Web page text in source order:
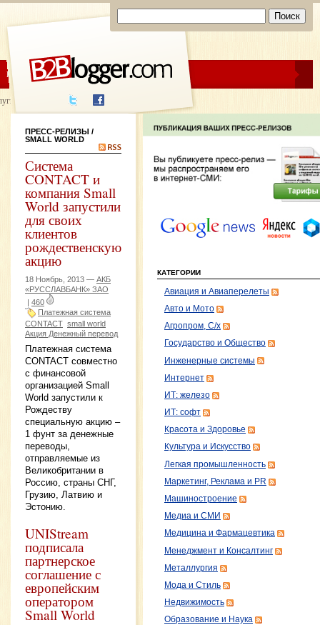
ЦЕНЫ ПОМОЩЬ
написания
ПРЕСС-РЕЛИЗЫ /
SMALL WORLD
Система
CONTACT и
компания Small
World запустили
для своих
клиентов
рождественскую
акцию
18 Ноябрь, 2013 — АКБ
«РУССЛАВБАНК» ЗАО
| 460
Платежная система
CONTACT small world
Акция Денежный перевод
Платежная система
CONTACT совместно
с финансовой
организацией Small
World запустили к
Рождеству
специальную акцию –
1 фунт за денежные
переводы,
отправляемые из
Великобритании в
Россию, страны СНГ,
Грузию, Латвию и
Эстонию.
UNIStream
подписала
партнерское
соглашение с
европейским
оператором
Small World
КАТЕГОРИИ
Авиация и Авиаперелеты
Авто и Мото
Агропром, С/х
Государство и Общество
Инженерные системы
Интернет
ИТ: железо
ИТ: софт
Красота и Здоровье
Культура и Искусство
Легкая промышленность
Маркетинг, Реклама и PR
Машиностроение
Медиа и СМИ
Медицина и Фармацевтика
Менеджмент и Консалтинг
Металлургия
Мода и Стиль
Недвижимость
Образование и Наука